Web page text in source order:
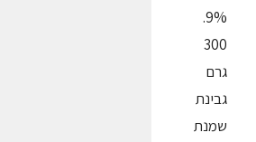
9%.
300
גרם
גבינת
שמנת